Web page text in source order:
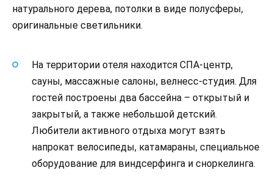
натурального дерева, потолки в виде полусферы,
оригинальные светильники.
На территории отеля находится СПА-центр,
сауны, массажные салоны, велнесс-студия. Для
гостей построены два бассейна – открытый и
закрытый, а также небольшой детский.
Любители активного отдыха могут взять
напрокат велосипеды, катамараны, специальное
оборудование для виндсерфинга и сноркелинга.